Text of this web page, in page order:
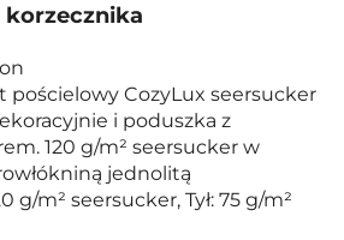
korzecznika
pościelowy CozyLux seersucker
i poduszka z
120 g/m² seersucker w
jednolitą
g/m² seersucker, Tył: 75 g/m²